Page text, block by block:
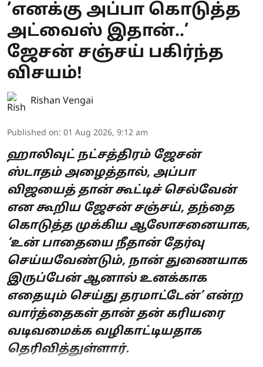
’எனக்கு அப்பா கொடுத்த
அட்வைஸ் இதான்..’
ஜேசன் சஞ்சய் பகிர்ந்த
விசயம்!
Rishan Vengai
Published on: 01 Aug 2026, 9:12 am
ஹாலிவுட் நட்சத்திரம் ஜேசன்
ஸ்டாதம் அழைத்தால், அப்பா
விஜயைத் தான் கூட்டிச் செல்வேன்
என கூறிய ஜேசன் சஞ்சய், தந்தை
கொடுத்த முக்கிய ஆலோசனையாக,
‘உன் பாதையை நீதான் தேர்வு
செய்யவேண்டும், நான் துணையாக
இருப்பேன் ஆனால் உனக்காக
எதையும் செய்து தரமாட்டேன்’ என்ற
வார்த்தைகள் தான் தன் கரியரை
வடிவமைக்க வழிகாட்டியதாக
தெரிவித்துள்ளார்.